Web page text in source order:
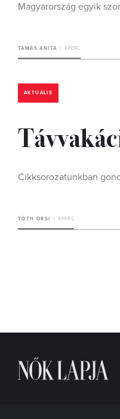
Magyarország egyik
TAMÁS ANITA 4 PERC
AKTUÁLIS
Cikksorozatunkban
TÓTH ORSI 4 PERC